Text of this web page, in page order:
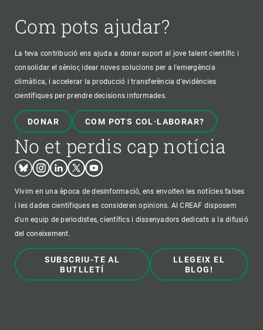
Com pots ajudar?
La teva contribució ens ajuda a donar suport al jove talent científic i
consolidar el sènior, idear noves solucions per a l'emergència
climàtica, i accelerar la producció i transferència d’evidències
científiques per prendre decisions informades.
DONAR COM POTS COL·LABORAR?
No et perdis cap notícia
BlueskyInstagram
LinkedinTwitterYoutube
Vivim en una època de desinformació, ens envolten les notícies falses
i les dades científiques es consideren opinions. Al CREAF disposem
d'un equip de periodistes, científics i dissenyadors dedicats a la difusió
del coneixement.
SUBSCRIU-TE AL
BUTLLETÍ
LLEGEIX EL
BLOG!